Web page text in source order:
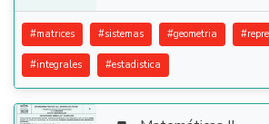
#matrices #sistemas #geometria #
#integrales #estadistica